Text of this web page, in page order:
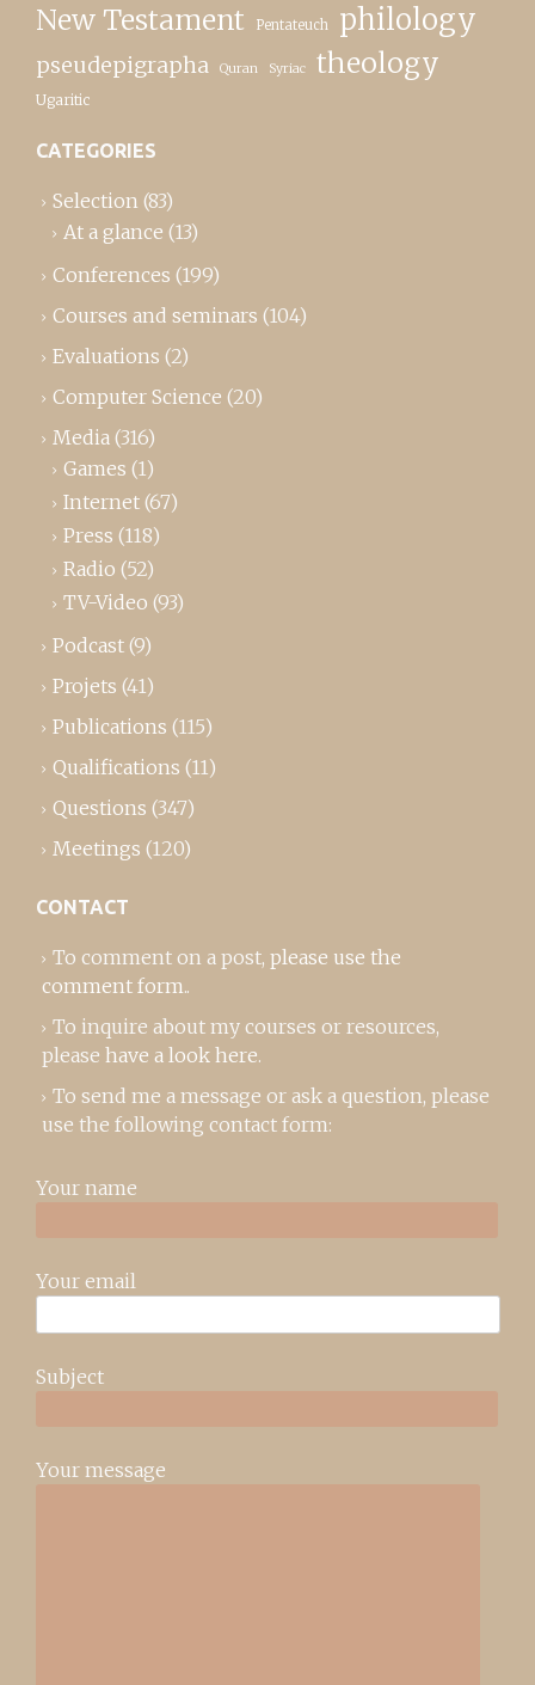
New Testament Pentateuch philology
pseudepigrapha Quran Syriac theology
Ugaritic
CATEGORIES
Selection (83)
At a glance (13)
Conferences (199)
Courses and seminars (104)
Evaluations (2)
Computer Science (20)
Media (316)
Games (1)
Internet (67)
Press (118)
Radio (52)
TV-Video (93)
Podcast (9)
Projets (41)
Publications (115)
Qualifications (11)
Questions (347)
Meetings (120)
CONTACT
To comment on a post, please use the
comment form..
To inquire about my courses or resources,
please have a look here.
To send me a message or ask a question, please
use the following contact form:
Your name
Your email
Subject
Your message